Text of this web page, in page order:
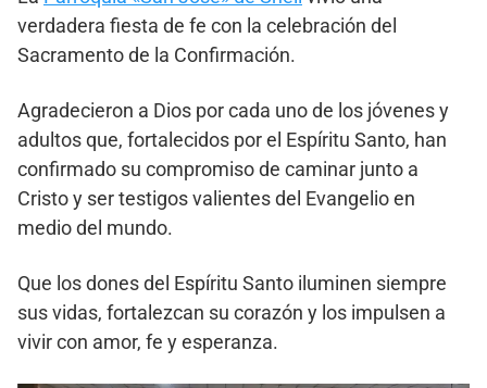
verdadera fiesta de fe con la celebración del
Sacramento de la Confirmación.
Agradecieron a Dios por cada uno de los jóvenes y
adultos que, fortalecidos por el Espíritu Santo, han
confirmado su compromiso de caminar junto a
Cristo y ser testigos valientes del Evangelio en
medio del mundo.
Que los dones del Espíritu Santo iluminen siempre
sus vidas, fortalezcan su corazón y los impulsen a
vivir con amor, fe y esperanza.